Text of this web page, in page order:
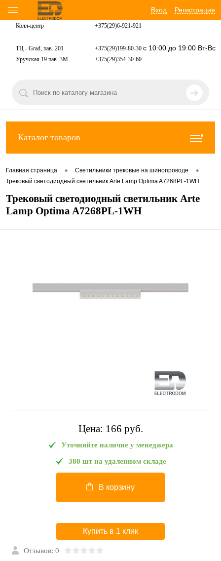
Вход Регистрация
Колл-центр +375(29)6-921-921
ТЦ - Grad, пав. 201 +375(29)199-80-30 с 10:00 до 19:00 Вт-Вс
Уручская 19 пав. 3М +375(29)354-30-60
Каталог товаров
Главная страница • Светильники трековые на шинопроводе •
Трековый светодиодный светильник Arte Lamp Optima A7268PL-1WH
Трековый светодиодный светильник Arte
Lamp Optima A7268PL-1WH
Цена: 166 pуб.
Уточняйте наличие у менеджера
380 шт на удаленном складе
В корзину
Купить в 1 клик
Отзывов: 0